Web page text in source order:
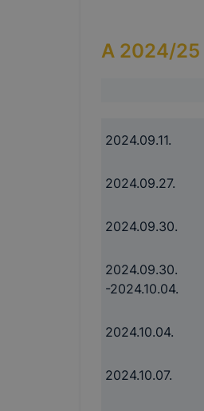
A 2024/25
2024.09.11.
2024.09.27.
2024.09.30.
2024.09.30.
-2024.10.04.
2024.10.04.
2024.10.07.